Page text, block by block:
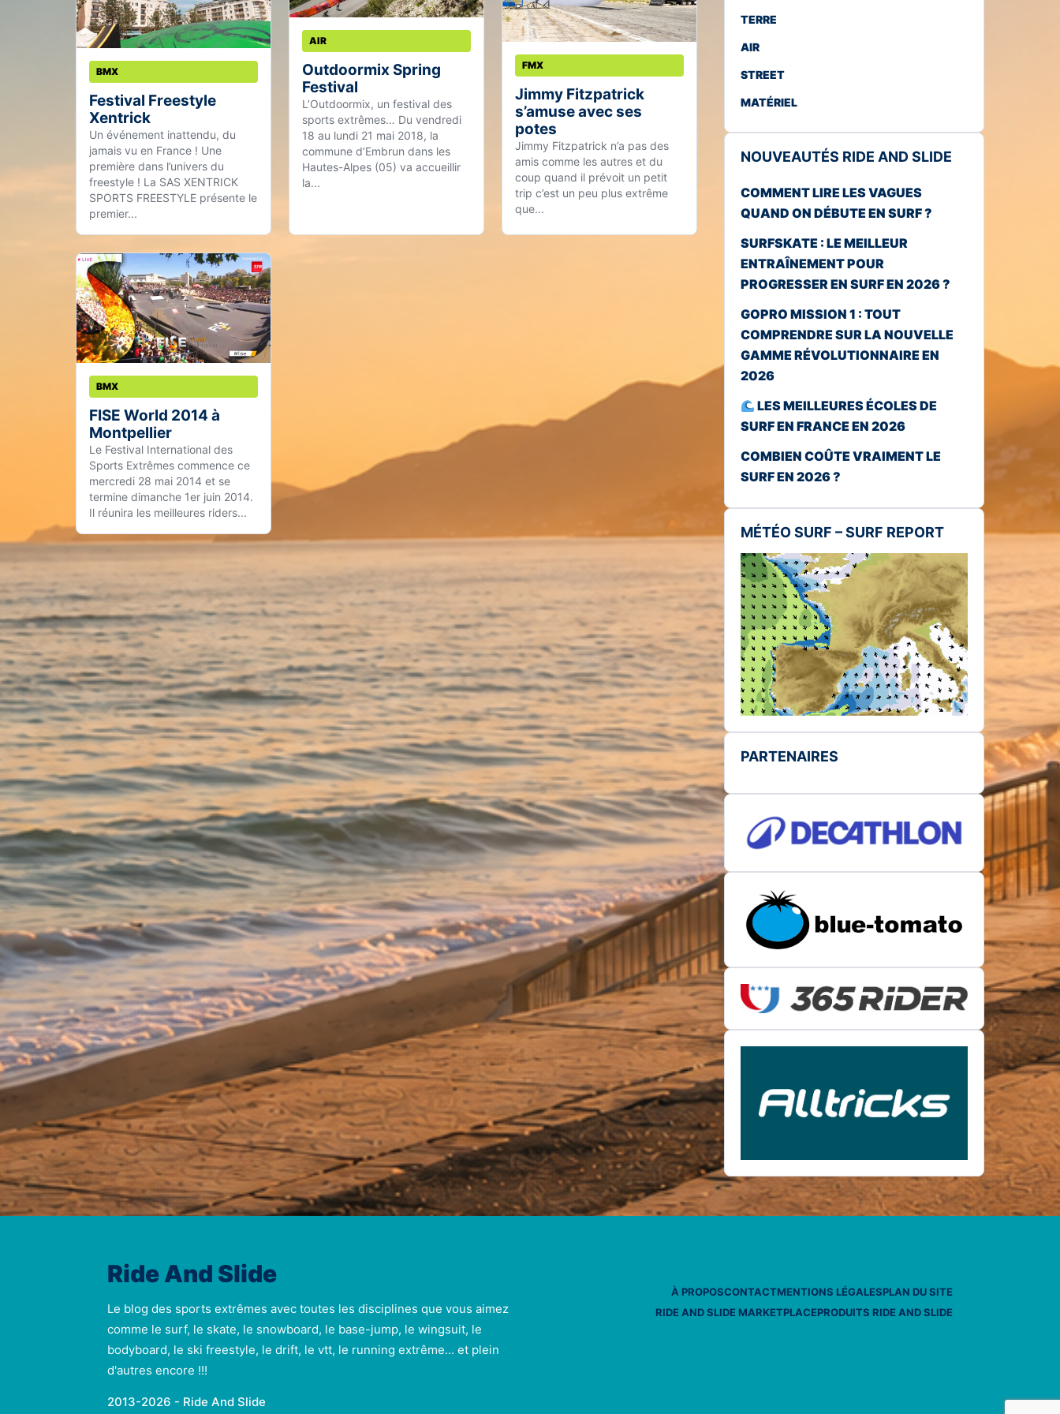
BMX
Festival Freestyle
Xentrick
Un événement inattendu, du
jamais vu en France ! Une
première dans l’univers du
freestyle ! La SAS XENTRICK
SPORTS FREESTYLE présente le
premier...
AIR
Outdoormix Spring
Festival
L’Outdoormix, un festival des
sports extrêmes… Du vendredi
18 au lundi 21 mai 2018, la
commune d’Embrun dans les
Hautes-Alpes (05) va accueillir
la...
FMX
Jimmy Fitzpatrick
s’amuse avec ses
potes
Jimmy Fitzpatrick n’a pas des
amis comme les autres et du
coup quand il prévoit un petit
trip c’est un peu plus extrême
que...
BMX
FISE World 2014 à
Montpellier
Le Festival International des
Sports Extrêmes commence ce
mercredi 28 mai 2014 et se
termine dimanche 1er juin 2014.
Il réunira les meilleures riders...
TERRE
AIR
STREET
MATÉRIEL
NOUVEAUTÉS RIDE AND SLIDE
COMMENT LIRE LES VAGUES
QUAND ON DÉBUTE EN SURF ?
SURFSKATE : LE MEILLEUR
ENTRAÎNEMENT POUR
PROGRESSER EN SURF EN 2026 ?
GOPRO MISSION 1 : TOUT
COMPRENDRE SUR LA NOUVELLE
GAMME RÉVOLUTIONNAIRE EN
2026
LES MEILLEURES ÉCOLES DE
SURF EN FRANCE EN 2026
COMBIEN COÛTE VRAIMENT LE
SURF EN 2026 ?
MÉTÉO SURF – SURF REPORT
PARTENAIRES
Ride And Slide
Le blog des sports extrêmes avec toutes les disciplines que vous aimez
comme le surf, le skate, le snowboard, le base-jump, le wingsuit, le
bodyboard, le ski freestyle, le drift, le vtt, le running extrême... et plein
d'autres encore !!!
2013-2026 - Ride And Slide
À PROPOSCONTACTMENTIONS LÉGALESPLAN DU SITE
RIDE AND SLIDE MARKETPLACEPRODUITS RIDE AND SLIDE